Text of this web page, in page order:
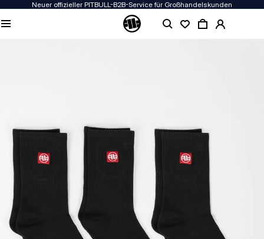
Neuer offizieller PITBULL-B2B-Service für Großhandelskunden